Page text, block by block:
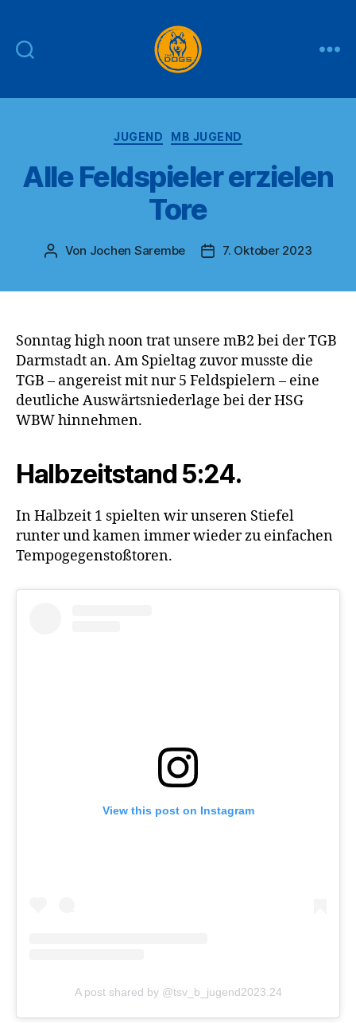
DOGS
Kategorien
JUGEND MB JUGEND
Alle Feldspieler erzielen
Tore
Beitragsautor
Von Jochen Sarembe Veröffentlichungsdatum
7. Oktober 2023
Sonntag high noon trat unsere mB2 bei der TGB
Darmstadt an. Am Spieltag zuvor musste die
TGB – angereist mit nur 5 Feldspielern – eine
deutliche Auswärtsniederlage bei der HSG
WBW hinnehmen.
Halbzeitstand 5:24.
In Halbzeit 1 spielten wir unseren Stiefel
runter und kamen immer wieder zu einfachen
Tempogegenstoßtoren.
View this post on Instagram
A post shared by @tsv_b_jugend2023.24